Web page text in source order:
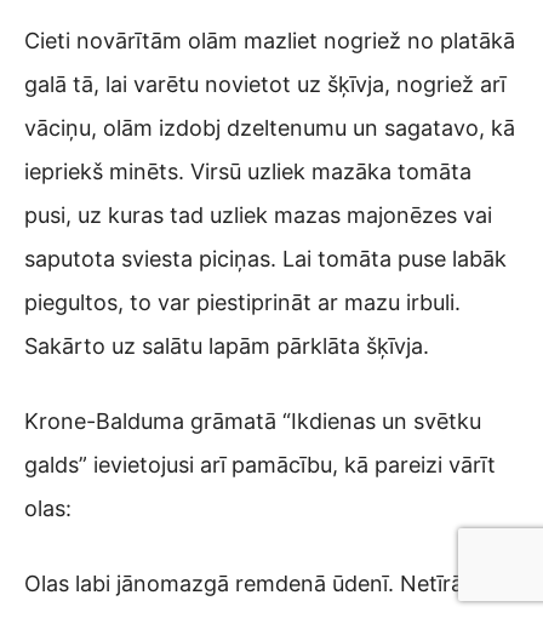
Cieti novārītām olām mazliet nogriež no platākā
galā tā, lai varētu novietot uz šķīvja, nogriež arī
vāciņu, olām izdobj dzeltenumu un sagatavo, kā
iepriekš minēts. Virsū uzliek mazāka tomāta
pusi, uz kuras tad uzliek mazas majonēzes vai
saputota sviesta piciņas. Lai tomāta puse labāk
piegultos, to var piestiprināt ar mazu irbuli.
Sakārto uz salātu lapām pārklāta šķīvja.
Krone-Balduma grāmatā “Ikdienas un svētku
galds” ievietojusi arī pamācību, kā pareizi vārīt
olas:
Olas labi jānomazgā remdenā ūdenī. Netīrās olu